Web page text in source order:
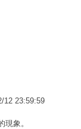
12 23:59:59
象。